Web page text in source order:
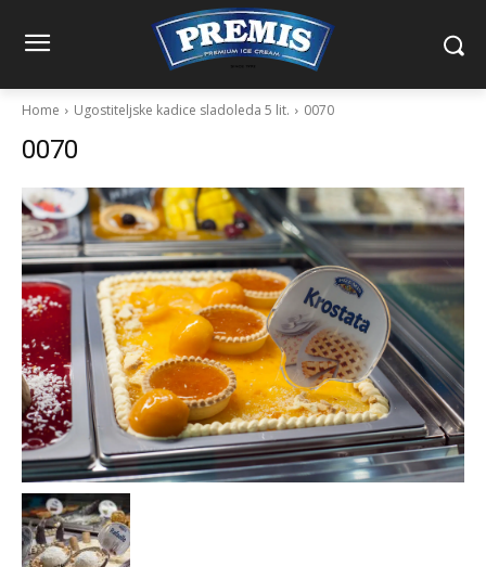
Home Ugostiteljske kadice sladoleda 5 lit. 0070
0070